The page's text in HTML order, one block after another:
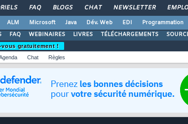
FAQ BLOGS CHAT NEWSLETTER
ALM Microsoft Java Dév. Web EDI Programmation
FAQ WEBINAIRES LIVRES TÉLÉCHARGEMENTS
vous gratuitement !
Chat Règles